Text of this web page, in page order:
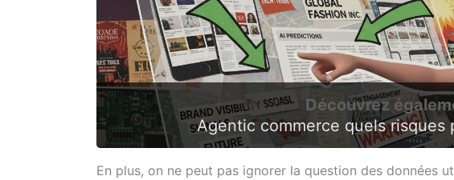
Découvrez
Agentic commerce quels risques
En plus, on ne peut pas ignorer la question des données